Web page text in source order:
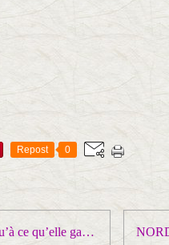
Repost 0
Le soutien à l’Ukraine « jusqu’à ce qu’elle gagne » chute fortement en Europe occidentale